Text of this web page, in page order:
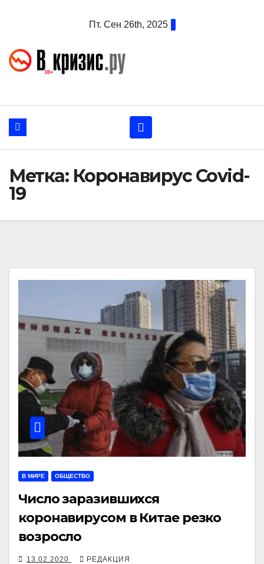
Пт. Сен 26th, 2025
Метка: Коронавирус Covid-
19
В МИРЕ ОБЩЕСТВО
Число заразившихся
коронавирусом в Китае резко
возросло
13.02.2020 РЕДАКЦИЯ